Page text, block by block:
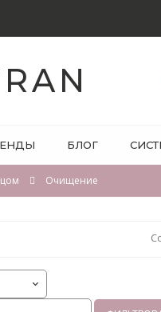
БЛОГ
Очищение